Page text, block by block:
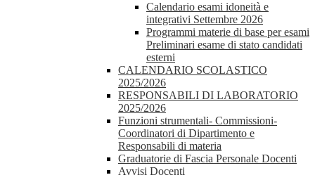
Calendario esami idoneità e
integrativi Settembre 2026
Programmi materie di base per esami
Preliminari esame di stato candidati
esterni
CALENDARIO SCOLASTICO
2025/2026
RESPONSABILI DI LABORATORIO
2025/2026
Funzioni strumentali- Commissioni-
Coordinatori di Dipartimento e
Responsabili di materia
Graduatorie di Fascia Personale Docenti
Avvisi Docenti